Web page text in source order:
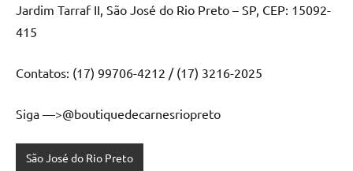
Jardim Tarraf II, São José do Rio Preto – SP, CEP: 15092-
415
Contatos: (17) 99706-4212 / (17) 3216-2025
Siga —>@boutiquedecarnesriopreto
São José do Rio Preto